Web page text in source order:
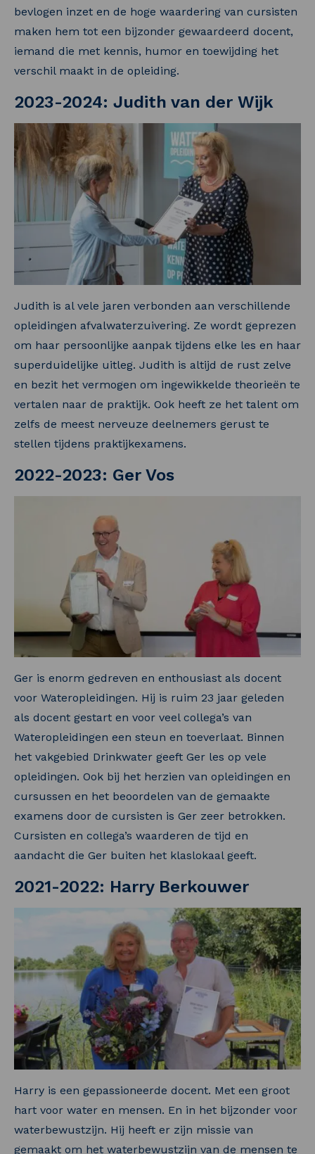
bevlogen inzet en de hoge waardering van cursisten
maken hem tot een bijzonder gewaardeerd docent,
iemand die met kennis, humor en toewijding het
verschil maakt in de opleiding.
2023-2024: Judith van der Wijk
Judith is al vele jaren verbonden aan verschillende
opleidingen afvalwaterzuivering. Ze wordt geprezen
om haar persoonlijke aanpak tijdens elke les en haar
superduidelijke uitleg. Judith is altijd de rust zelve
en bezit het vermogen om ingewikkelde theorieën te
vertalen naar de praktijk. Ook heeft ze het talent om
zelfs de meest nerveuze deelnemers gerust te
stellen tijdens praktijkexamens.
2022-2023: Ger Vos
Ger is enorm gedreven en enthousiast als docent
voor Wateropleidingen. Hij is ruim 23 jaar geleden
als docent gestart en voor veel collega’s van
Wateropleidingen een steun en toeverlaat. Binnen
het vakgebied Drinkwater geeft Ger les op vele
opleidingen. Ook bij het herzien van opleidingen en
cursussen en het beoordelen van de gemaakte
examens door de cursisten is Ger zeer betrokken.
Cursisten en collega’s waarderen de tijd en
aandacht die Ger buiten het klaslokaal geeft.
2021-2022: Harry Berkouwer
Harry is een gepassioneerde docent. Met een groot
hart voor water en mensen. En in het bijzonder voor
waterbewustzijn. Hij heeft er zijn missie van
gemaakt om het waterbewustzijn van de mensen te